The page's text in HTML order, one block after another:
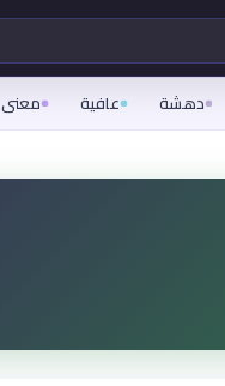
دهشة عافية معنى